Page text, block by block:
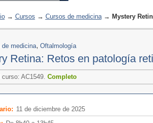
→ Cursos → Cursos de medicina→ Mystery
de medicina, Oftalmología
Retina: Retos en patología
curso: AC1549. Completo
11 de diciembre de 2025